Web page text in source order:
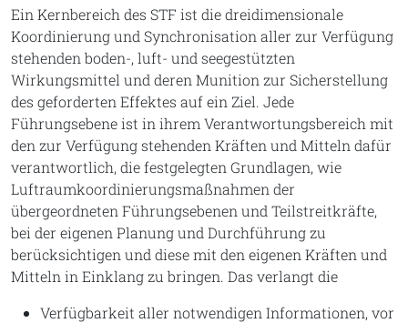
Ein Kernbereich des STF ist die dreidimensionale
Koordinierung und Synchronisation aller zur Verfügung
stehenden boden-, luft- und seegestützten
Wirkungsmittel und deren Munition zur Sicherstellung
des geforderten Effektes auf ein Ziel. Jede
Führungsebene ist in ihrem Verantwortungsbereich mit
den zur Verfügung stehenden Kräften und Mitteln dafür
verantwortlich, die festgelegten Grundlagen, wie
Luftraumkoordinierungsmaßnahmen der
übergeordneten Führungsebenen und Teilstreitkräfte,
bei der eigenen Planung und Durchführung zu
berücksichtigen und diese mit den eigenen Kräften und
Mitteln in Einklang zu bringen. Das verlangt die
Verfügbarkeit aller notwendigen Informationen, vor